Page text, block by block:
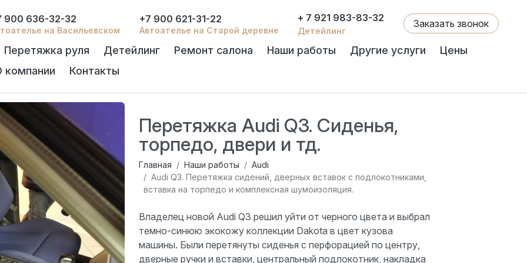
900 636-32-32
на Васильевском
+7 900 621-31-22
Автоателье на Старой деревне
+ 7 921 983-83-32
Детейлинг
Заказать звонок
Перетяжка руля Детейлинг Ремонт салона Наши работы Другие услуги
Цены
компании
Контакты
Перетяжка Audi Q3. Сиденья,
торпедо, двери и тд.
Главная Наши работы
Audi
Audi Q3. Перетяжка сидений, дверных вставок с подлокотниками,
вставка на торпедо и комплексная шумоизоляция.
Владелец новой Audi Q3 решил уйти от черного цвета и выбрал
темно-синюю экокожу коллекции Dakota в цвет кузова
машины. Были перетянуты сиденья с перфорацией по центру,
дверные ручки и вставки, центральный подлокотник, накладка